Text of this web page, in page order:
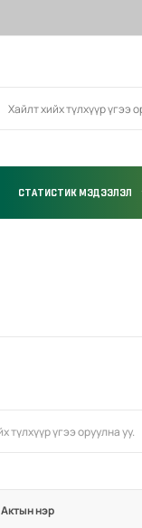
СТАТИСТИК МЭДЭЭЛЭЛ
Актын нэр